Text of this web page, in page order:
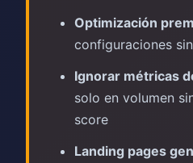
Optimización
configuraciones
Ignorar métricas
solo en volumen
score
Landing pages